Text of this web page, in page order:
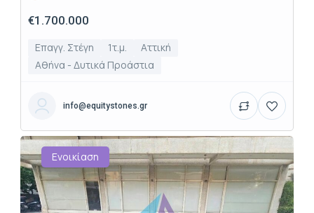
€1.700.000
Επαγγ. Στέγη 1τ.μ.
Αττική
Αθήνα - Δυτικά Προάστια
info@equitystones.gr
Ενοικίαση